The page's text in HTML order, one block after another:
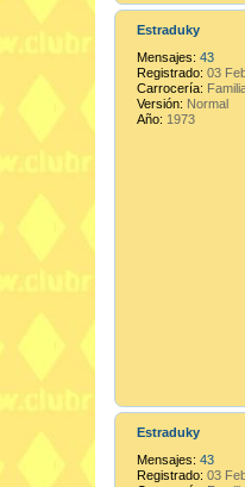
Estraduky
Mensajes: 43
Registrado: 03
Carrocería:
Versión: Normal
Año: 1973
Estraduky
Mensajes: 43
Registrado: 03